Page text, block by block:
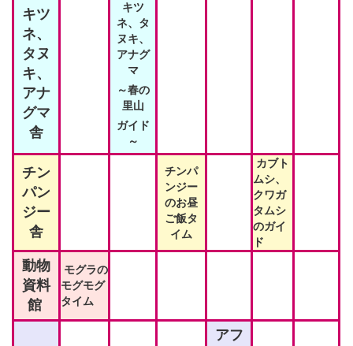
キツ
ネ、
タヌ
キ、
アナ
グマ
舎
キツ
ネ、タ
ヌキ、
アナグ
マ
～春の
里山
ガイド
～
チン
パン
ジー
舎
チンパ
ンジー
のお昼
ご飯タ
イム
カブト
ムシ、
クワガ
タムシ
のガイ
ド
動物
資料
館
モグラの
モグモグ
タイム
アフ